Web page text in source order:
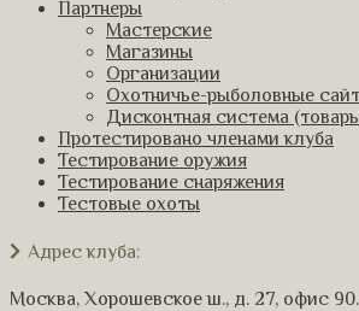
Партнеры
Мастерские
Магазины
Организации
Охотничье-рыболовные
Дисконтная система
Протестировано членами клуба
Тестирование оружия
Тестирование снаряжения
Тестовые охоты
Адрес клуба:
Москва, Хорошевское ш., д. 27, офис 90.